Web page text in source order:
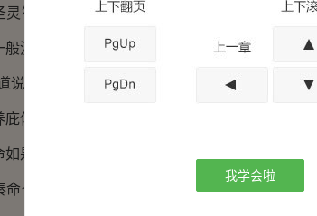
黑金色的符身上，有着一道道十分奇异的纹
流淌着。
，之所以会有灵兽守护在这圣灵符周围，是
佑着它们吗？”
是猜测道。
愈发地感到奇怪，自己明明已经靠的很近了
我学会啦